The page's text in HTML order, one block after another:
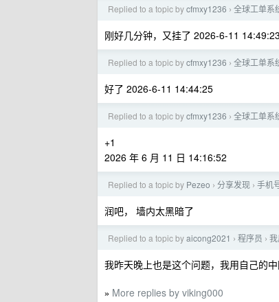
Replied to a topic bycfmxy1236 › 全球工单系
刚好几分钟，又挂了 2026-6-11 14:49:23
Replied to a topic bycfmxy1236 › 全球工单系
好了 2026-6-11 14:44:25
Replied to a topic bycfmxy1236 › 全球工单系
+1
2026 年 6 月 11 日 14:16:52
Replied to a topic by Pezeo › 分享发现 › 手机
润吧， 墙内太黑暗了
Replied to a topic byaicong2021 › 程序员 ›
我昨天晚上也是这个问题，我用自己的
» More replies by viking000